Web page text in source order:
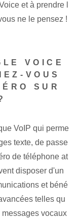
et à prendre l
ne le pensez !
VOICE
VOUS
SUR
VoIP qui perme
texte, de passe
de téléphone at
disposer d'un
et béné
telles qu
vocaux